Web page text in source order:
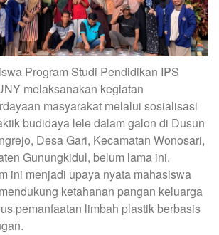
Program Studi Pendidikan IPS
melaksanakan kegiatan
masyarakat melalui sosialisasi
budidaya lele dalam galon di Dusun
Desa Gari, Kecamatan Wonosari,
Gunungkidul, belum lama ini.
ini menjadi upaya nyata mahasiswa
ketahanan pangan keluarga
pemanfaatan limbah plastik berbasis